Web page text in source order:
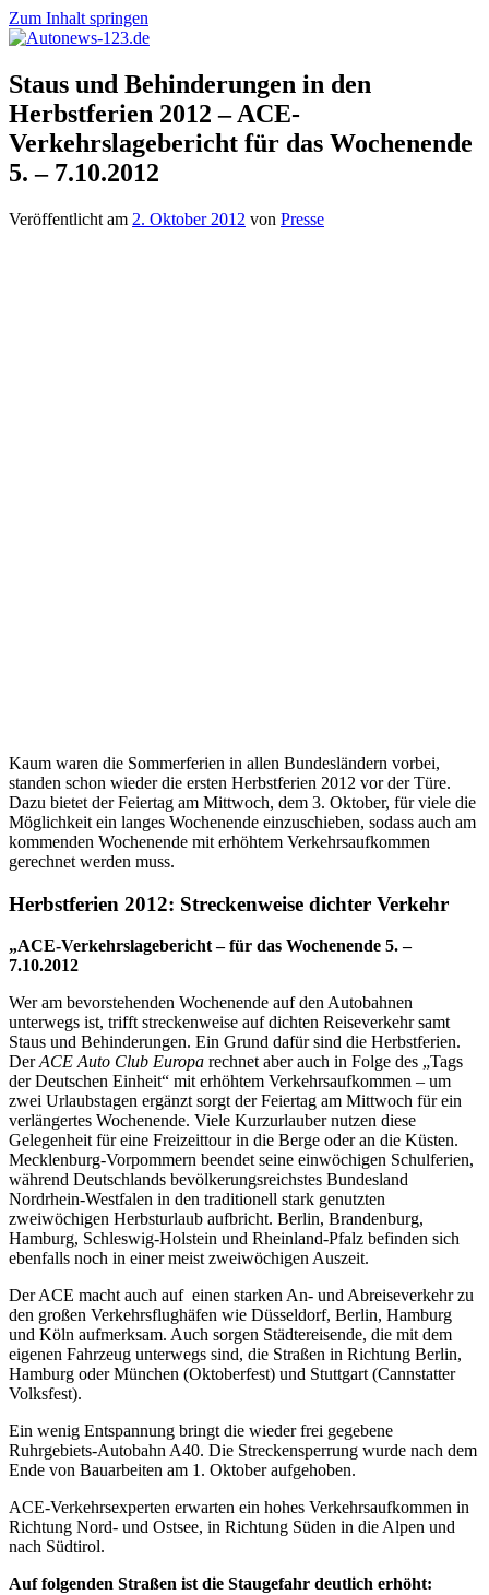
Zum Inhalt springen
Autonews-
123.de
Autonews
mit
Charme
Staus und Behinderungen in den
Herbstferien 2012 – ACE-
Verkehrslagebericht für das Wochenende
5. – 7.10.2012
Veröffentlicht am 2. Oktober 2012 von Presse
Kaum waren die Sommerferien in allen Bundesländern vorbei,
standen schon wieder die ersten Herbstferien 2012 vor der Türe.
Dazu bietet der Feiertag am Mittwoch, dem 3. Oktober, für viele die
Möglichkeit ein langes Wochenende einzuschieben, sodass auch am
kommenden Wochenende mit erhöhtem Verkehrsaufkommen
gerechnet werden muss.
Herbstferien 2012: Streckenweise dichter Verkehr
„ACE-Verkehrslagebericht – für das Wochenende 5. –
7.10.2012
Wer am bevorstehenden Wochenende auf den Autobahnen
unterwegs ist, trifft streckenweise auf dichten Reiseverkehr samt
Staus und Behinderungen. Ein Grund dafür sind die Herbstferien.
DerACE Auto Club Europa rechnet aber auch in Folge des „Tags
der Deutschen Einheit“ mit erhöhtem Verkehrsaufkommen – um
zwei Urlaubstagen ergänzt sorgt der Feiertag am Mittwoch für ein
verlängertes Wochenende. Viele Kurzurlauber nutzen diese
Gelegenheit für eine Freizeittour in die Berge oder an die Küsten.
Mecklenburg-Vorpommern beendet seine einwöchigen Schulferien,
während Deutschlands bevölkerungsreichstes Bundesland
Nordrhein-Westfalen in den traditionell stark genutzten
zweiwöchigen Herbsturlaub aufbricht. Berlin, Brandenburg,
Hamburg, Schleswig-Holstein und Rheinland-Pfalz befinden sich
ebenfalls noch in einer meist zweiwöchigen Auszeit.
Der ACE macht auch auf einen starken An- und Abreiseverkehr zu
den großen Verkehrsflughäfen wie Düsseldorf, Berlin, Hamburg
und Köln aufmerksam. Auch sorgen Städtereisende, die mit dem
eigenen Fahrzeug unterwegs sind, die Straßen in Richtung Berlin,
Hamburg oder München (Oktoberfest) und Stuttgart (Cannstatter
Volksfest).
Ein wenig Entspannung bringt die wieder frei gegebene
Ruhrgebiets-Autobahn A40. Die Streckensperrung wurde nach dem
Ende von Bauarbeiten am 1. Oktober aufgehoben.
ACE-Verkehrsexperten erwarten ein hohes Verkehrsaufkommen in
Richtung Nord- und Ostsee, in Richtung Süden in die Alpen und
nach Südtirol.
Auf folgenden Straßen ist die Staugefahr deutlich erhöht: